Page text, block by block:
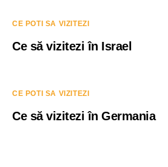
CE POTI SA VIZITEZI
Ce să vizitezi în Israel
CE POTI SA VIZITEZI
Ce să vizitezi în Germania